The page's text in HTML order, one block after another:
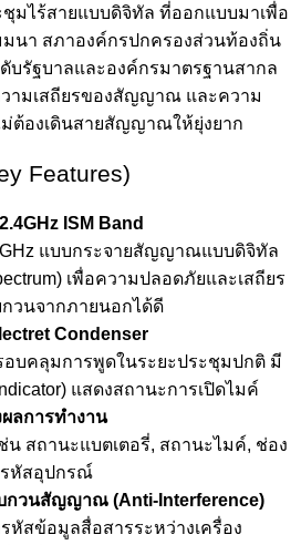
ชุมไร้สายแบบดิจิทัล ที่ออกแบบมาเพื่อ
นา สภาองค์กรปกครองส่วนท้องถิ่น
บรัฐบาลและองค์กรมาตรฐานสากล
ามเสถียรของสัญญาณ และความ
ต้องเดินสายสัญญาณให้ยุ่งยาก
Features)
2.4GHz ISM Band
แบบกระจายสัญญาณแบบดิจิทัล
เพื่อความปลอดภัยและเสถียร
นจากภายนอกได้ดี
Condenser
อบคลุมการพูดในระยะประชุมปกติ มี
แสดงสถานะการเปิดไมค์
ลการทำงาน
น สถานะแบตเตอรี่, สถานะไมค์, ช่อง
หัสอุปกรณ์
กวนสัญญาณ (Anti-Interference)
หัสข้อมูลสื่อสารระหว่างเครื่อง